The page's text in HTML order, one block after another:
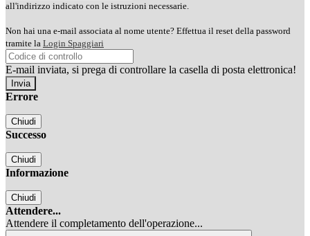
all'indirizzo indicato con le istruzioni necessarie.
Non hai una e-mail associata al nome utente? Effettua il reset della password
tramite la Login Spaggiari
E-mail inviata, si prega di controllare la casella di posta elettronica!
Errore
Chiudi
Successo
Chiudi
Informazione
Chiudi
Attendere...
Attendere il completamento dell'operazione...